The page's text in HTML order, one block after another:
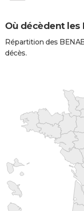
Où décèdent les
Répartition des
décès.